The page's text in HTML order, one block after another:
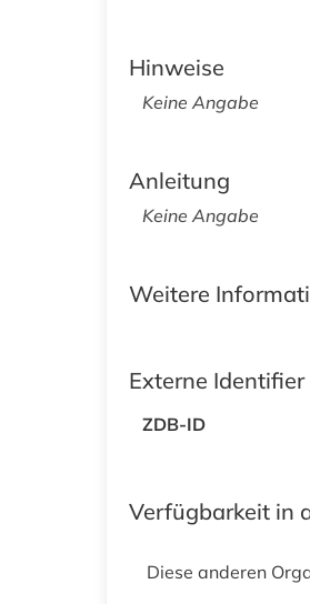
Hinweise
Keine Angabe
Anleitung
Keine Angabe
Weitere
Externe Identifier
ZDB-ID
Verfügbarkeit in
Diese anderen